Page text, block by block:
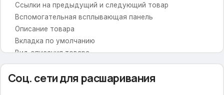
Ссылки на предыдущий и следующий товар
Вспомогательная всплывающая панель
Описание товара
Вкладка по умолчанию
Вид описания товара
Дополнительная вкладка (Текст)
Соц. сети для расшаривания